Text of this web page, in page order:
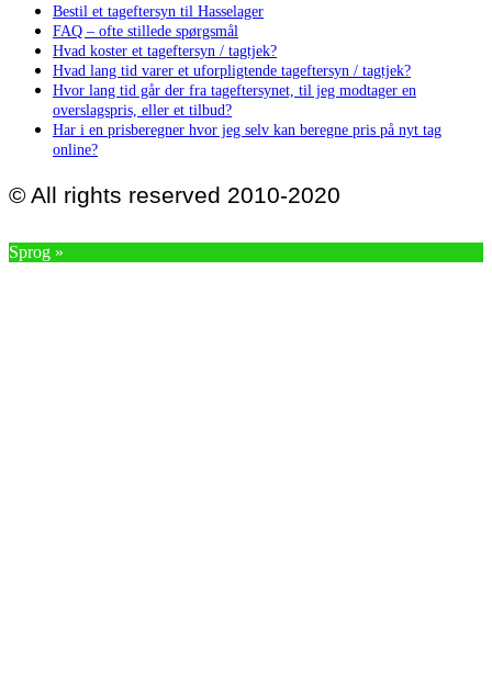
Bestil et tageftersyn til Hasselager
FAQ – ofte stillede spørgsmål
Hvad koster et tageftersyn / tagtjek?
Hvad lang tid varer et uforpligtende tageftersyn / tagtjek?
Hvor lang tid går der fra tageftersynet, til jeg modtager en
overslagspris, eller et tilbud?
Har i en prisberegner hvor jeg selv kan beregne pris på nyt tag
online?
© All rights reserved 2010-2020
Sprog »